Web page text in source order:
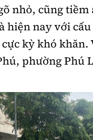
nhỏ, cũng tiềm
hiện nay với
kỳ khó khăn.
phường Phú